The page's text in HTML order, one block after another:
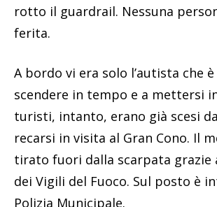
rotto il guardrail. Nessuna
ferita.
A bordo vi era solo l’autista che
scendere in tempo e a mettersi
turisti, intanto, erano già scesi
recarsi in visita al Gran Cono. Il
tirato fuori dalla scarpata grazie
dei Vigili del Fuoco. Sul posto è
Polizia Municipale.